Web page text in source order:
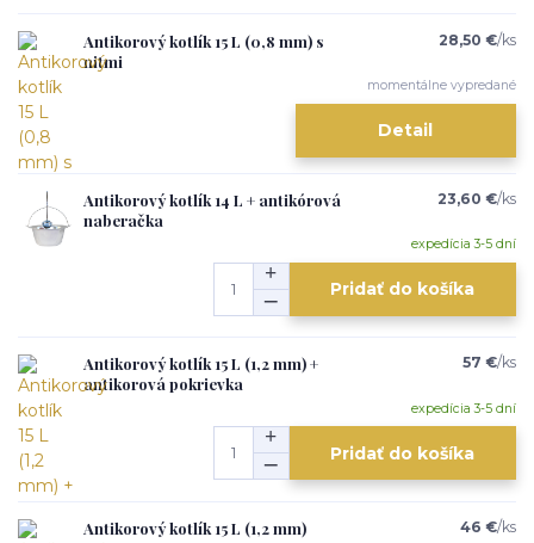
Antikorový kotlík 15 L (0,8 mm) s
nitmi
28,50 €/ks
momentálne vypredané
Detail
Antikorový kotlík 14 L + antikórová
naberačka
23,60 €/ks
expedícia 3-5 dní
Pridať do košíka
Antikorový kotlík 15 L (1,2 mm) +
antikorová pokrievka
57 €/ks
expedícia 3-5 dní
Pridať do košíka
Antikorový kotlík 15 L (1,2 mm) 46 €/ks